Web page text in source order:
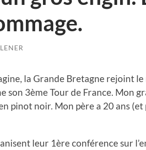
la Grande Bretagne rejoint
son 3ème Tour de France. Mon
pinot noir. Mon père a 20 ans (et
leur 1ère conférence sur